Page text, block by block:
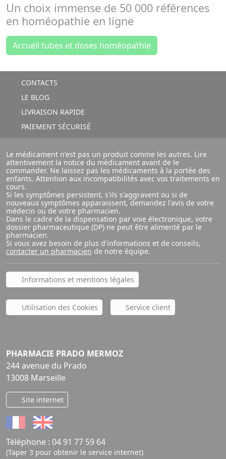
Un choix immense de 50 000 références
en homéopathie en ligne
Accueil tubes et doses homéopathie
CONTACTS
LE BLOG
LIVRAISON RAPIDE
PAIEMENT SÉCURISÉ
Le médicament n'est pas un produit comme les autres. Lire
attentivement la notice du médicament avant de le
commander. Ne laissez pas les médicaments à la portée des
enfants. Attention aux incompatibilités avec vos traitements en
cours.
Si les symptômes persistent, s'ils s'aggravent ou si de
nouveaux symptômes apparaissent, demandez l'avis de votre
médecin ou de votre pharmacien.
Dans le cadre de la dispensation par voie électronique, votre
dossier pharmaceutique (DP) ne peut être alimenté par le
pharmacien.
Si vous avez besoin de plus d'informations et de conseils,
contacter un pharmacien de notre équipe.
Informations et mentions légales
Utilisation des Cookies Service client
PHARMACIE PRADO MERMOZ
244 avenue du Prado
13008 Marseille
Site internet
Téléphone : 04 91 77 59 64
(Taper 3 pour obtenir le service internet)